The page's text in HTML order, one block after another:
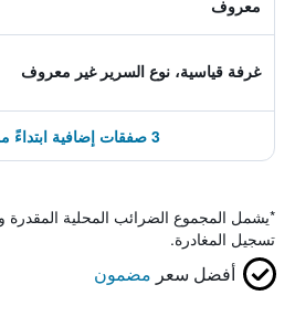
معروف
غرفة قياسية، نوع السرير غير معروف
3 صفقات إضافية ابتداءً من 261 ﷼
*يشمل المجموع الضرائب المحلية المقدرة
تسجيل المغادرة.
أفضل سعر مضمون